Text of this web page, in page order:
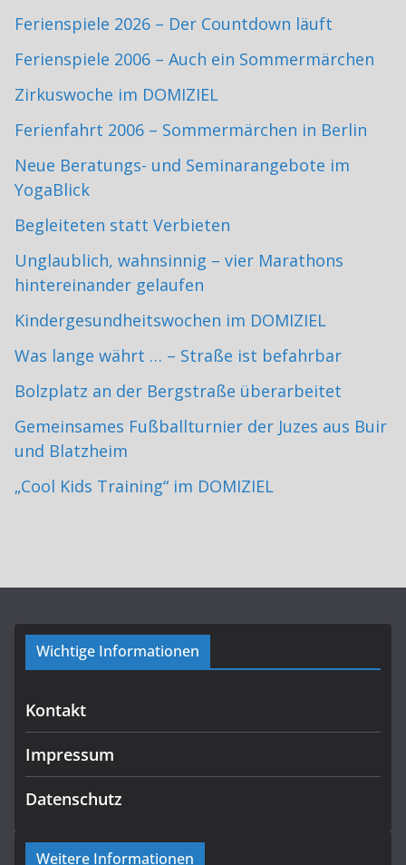
Ferienspiele 2026 – Der Countdown läuft
Ferienspiele 2006 – Auch ein Sommermärchen
Zirkuswoche im DOMIZIEL
Ferienfahrt 2006 – Sommermärchen in Berlin
Neue Beratungs- und Seminarangebote im
YogaBlick
Begleiteten statt Verbieten
Unglaublich, wahnsinnig – vier Marathons
hintereinander gelaufen
Kindergesundheitswochen im DOMIZIEL
Was lange währt … – Straße ist befahrbar
Bolzplatz an der Bergstraße überarbeitet
Gemeinsames Fußballturnier der Juzes aus Buir
und Blatzheim
„Cool Kids Training“ im DOMIZIEL
Wichtige Informationen
Kontakt
Impressum
Datenschutz
Weitere Informationen